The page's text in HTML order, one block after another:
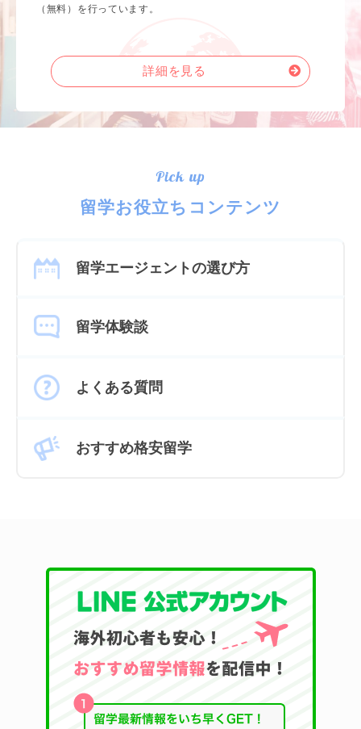
（無料）を行っています。
詳細を見る
Pick up
留学お役立ちコンテンツ
留学エージェントの選び方
留学体験談
よくある質問
おすすめ格安留学